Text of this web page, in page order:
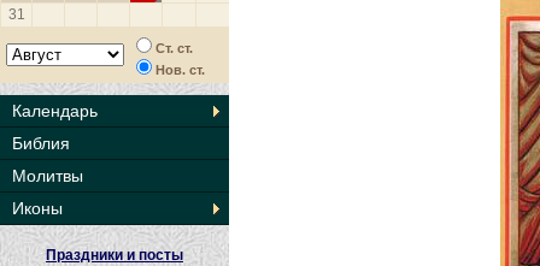
31
Ст. ст.
Нов. ст.
Календарь
Библия
Молитвы
Иконы
Праздники и посты